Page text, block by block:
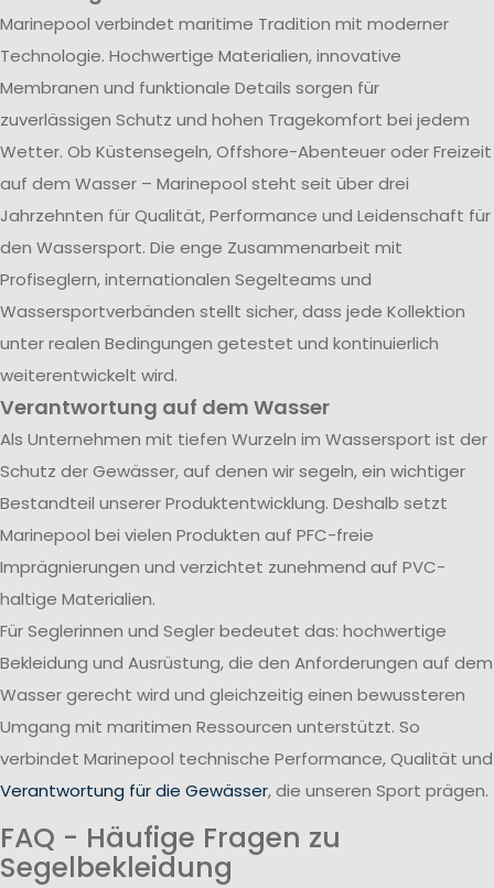
Marinepool verbindet maritime Tradition mit moderner
Technologie. Hochwertige Materialien, innovative
Membranen und funktionale Details sorgen für
zuverlässigen Schutz und hohen Tragekomfort bei jedem
Wetter. Ob Küstensegeln, Offshore-Abenteuer oder Freizeit
auf dem Wasser – Marinepool steht seit über drei
Jahrzehnten für Qualität, Performance und Leidenschaft für
den Wassersport. Die enge Zusammenarbeit mit
Profiseglern, internationalen Segelteams und
Wassersportverbänden stellt sicher, dass jede Kollektion
unter realen Bedingungen getestet und kontinuierlich
weiterentwickelt wird.
Verantwortung auf dem Wasser
Als Unternehmen mit tiefen Wurzeln im Wassersport ist der
Schutz der Gewässer, auf denen wir segeln, ein wichtiger
Bestandteil unserer Produktentwicklung. Deshalb setzt
Marinepool bei vielen Produkten auf PFC-freie
Imprägnierungen und verzichtet zunehmend auf PVC-
haltige Materialien.
Für Seglerinnen und Segler bedeutet das: hochwertige
Bekleidung und Ausrüstung, die den Anforderungen auf dem
Wasser gerecht wird und gleichzeitig einen bewussteren
Umgang mit maritimen Ressourcen unterstützt. So
verbindet Marinepool technische Performance, Qualität und
Verantwortung für die Gewässer, die unseren Sport prägen.
FAQ - Häufige Fragen zu
Segelbekleidung